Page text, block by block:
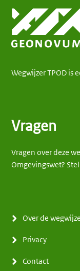
Wegwijzer TPOD is
Vragen
Vragen over deze
Omgevingswet?
Over de
Privacy
Contact